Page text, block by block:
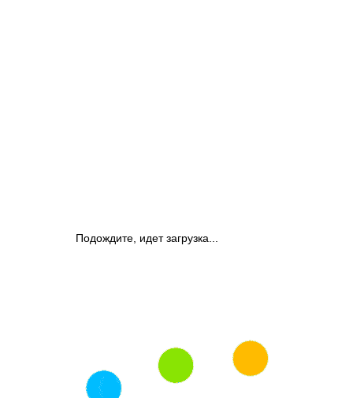
Подождите, идет загрузка...